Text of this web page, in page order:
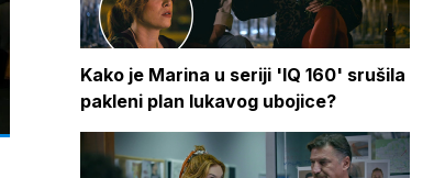
Kako je Marina u seriji 'IQ 160' srušila
pakleni plan lukavog ubojice?